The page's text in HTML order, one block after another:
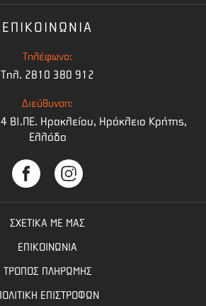
ΕΠΙΚΟΙΝΩΝΙΑ
Τηλέφωνο:
Τηλ. 2810 380 912
Διεύθυνση:
BI.ΠΕ. Ηρακλείου, Ηράκλειο Κρήτης,
Ελλάδα
ΣΧΕΤΙΚΑ ΜΕ ΜΑΣ
ΕΠΙΚΟΙΝΩΝΙΑ
ΤΡΟΠΟΣ ΠΛΗΡΩΜΗΣ
ΕΠΙΣΤΡΟΦΩΝ